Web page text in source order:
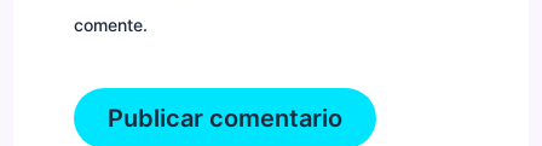
comente.